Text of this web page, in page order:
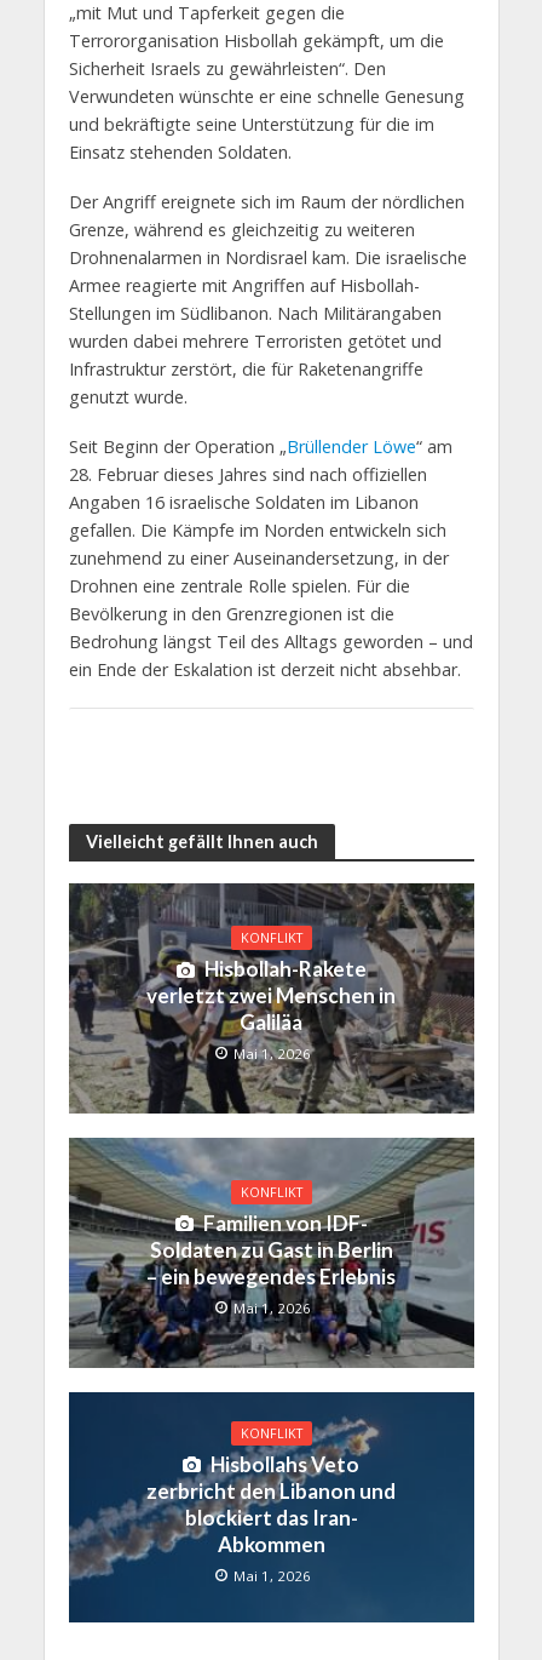
„mit Mut und Tapferkeit gegen die
Terrororganisation Hisbollah gekämpft, um die
Sicherheit Israels zu gewährleisten“. Den
Verwundeten wünschte er eine schnelle Genesung
und bekräftigte seine Unterstützung für die im
Einsatz stehenden Soldaten.
Der Angriff ereignete sich im Raum der nördlichen
Grenze, während es gleichzeitig zu weiteren
Drohnenalarmen in Nordisrael kam. Die israelische
Armee reagierte mit Angriffen auf Hisbollah-
Stellungen im Südlibanon. Nach Militärangaben
wurden dabei mehrere Terroristen getötet und
Infrastruktur zerstört, die für Raketenangriffe
genutzt wurde.
Seit Beginn der Operation „Brüllender Löwe“ am
28. Februar dieses Jahres sind nach offiziellen
Angaben 16 israelische Soldaten im Libanon
gefallen. Die Kämpfe im Norden entwickeln sich
zunehmend zu einer Auseinandersetzung, in der
Drohnen eine zentrale Rolle spielen. Für die
Bevölkerung in den Grenzregionen ist die
Bedrohung längst Teil des Alltags geworden – und
ein Ende der Eskalation ist derzeit nicht absehbar.
Vielleicht gefällt Ihnen auch
KONFLIKT
Hisbollah-Rakete
verletzt zwei Menschen in
Galiläa
Mai 1, 2026
KONFLIKT
Familien von IDF-
Soldaten zu Gast in Berlin
– ein bewegendes Erlebnis
Mai 1, 2026
KONFLIKT
Hisbollahs Veto
zerbricht den Libanon und
blockiert das Iran-
Abkommen
Mai 1, 2026